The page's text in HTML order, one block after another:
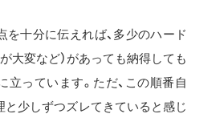
を十分に伝えれば、多少のハード
が大変など）があっても納得しても
立っています。ただ、この順番自
と少しずつズレてきていると感じ